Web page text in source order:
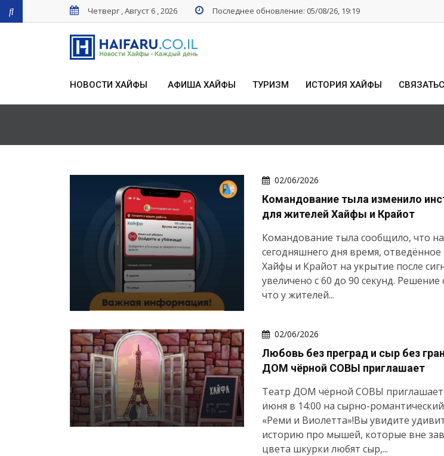
Четверг , Август 6 , 2026 Последнее обновление: 05/08/26, 19:19
НОВОСТИ ХАЙФЫ АФИША ХАЙФЫ ТУРИЗМ ИСТОРИЯ ХАЙФЫ
02/06/2026
Командование тыла изменило
для жителей Хайфы и Крайот
Командование тыла сообщило, что
сегодняшнего дня время,
Хайфы и Крайот на укрытие после
увеличено с 60 до 90 секунд. Решение
что у жителей...
02/06/2026
Любовь без преград и сыр без
ДОМ чёрной СОВЫ приглашает
Театр ДОМ чёрной СОВЫ приглашает
июня в 14:00 на сырно-
«Реми и Виолетта»!Вы увидите
историю про мышей, которые вне
цвета шкурки любят сыр,...